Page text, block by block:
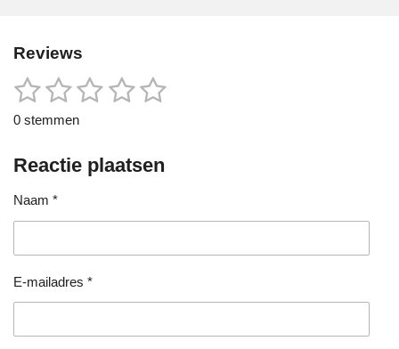
Reviews
R
a
t
n
:
0
e
r
e
1
s
e
r
2
s
e
r
r
e
n
3
s
e
r
e
n
4
e
r
e
5
e
r
e
S
0 stemmen
Reactie plaatsen
Naam *
E-mailadres *